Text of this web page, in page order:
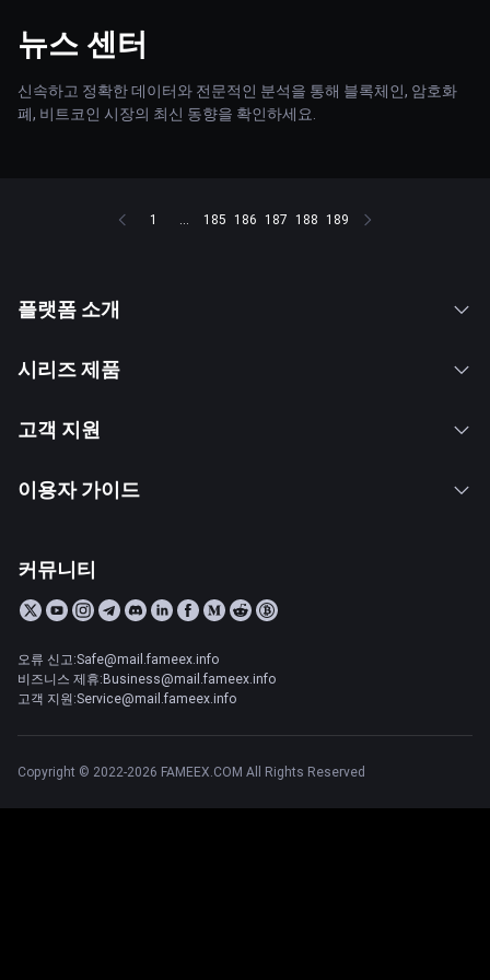
뉴스 센터
신속하고 정확한 데이터와 전문적인 분석을 통해 블록체인, 암호화
폐, 비트코인 시장의 최신 동향을 확인하세요.
1 ... 185 186 187 188 189
플랫폼 소개
시리즈 제품
고객 지원
이용자 가이드
커뮤니티
오류 신고:Safe@mail.fameex.info
비즈니스 제휴:Business@mail.fameex.info
고객 지원:Service@mail.fameex.info
Copyright © 2022-2026 FAMEEX.COM All Rights Reserved